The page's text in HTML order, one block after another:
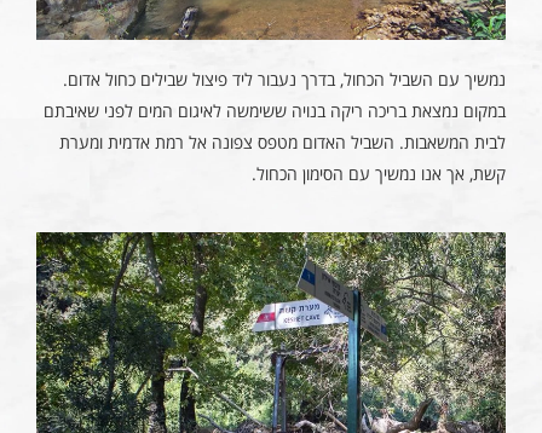
נמשיך עם השביל הכחול, בדרך נעבור ליד פיצול שבילים כחול אדום.
במקום נמצאת בריכה ריקה בנויה ששימשה לאיגום המים לפני שאיבתם
לבית המשאבות. השביל האדום מטפס צפונה אל רמת אדמית ומערת
קשת, אך אנו נמשיך עם הסימון הכחול.